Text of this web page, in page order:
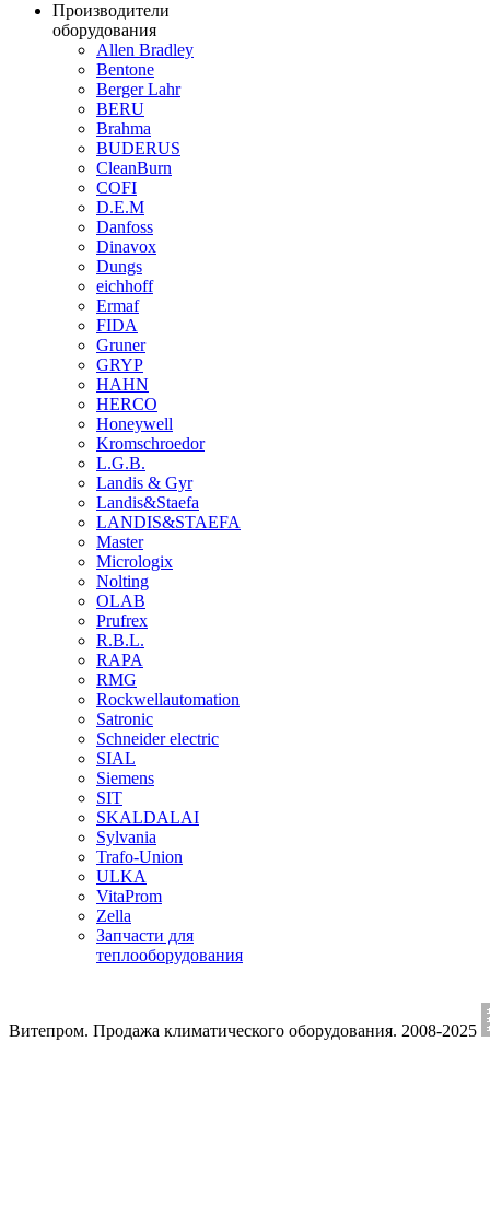
Производители
оборудования
Allen Bradley
Bentone
Berger Lahr
BERU
Brahma
BUDERUS
CleanBurn
COFI
D.E.M
Danfoss
Dinavox
Dungs
eichhoff
Ermaf
FIDA
Gruner
GRYP
HAHN
HERCO
Honeywell
Kromschroedor
L.G.B.
Landis & Gyr
Landis&Staefa
LANDIS&STAEFA
Master
Micrologix
Nolting
OLAB
Prufrex
R.B.L.
RAPA
RMG
Rockwellautomation
Satronic
Schneider electric
SIAL
Siemens
SIT
SKALDALAI
Sylvania
Trafo-Union
ULKA
VitaProm
Zella
Запчасти для
теплооборудования
Витепром. Продажа климатического оборудования. 2008-2025